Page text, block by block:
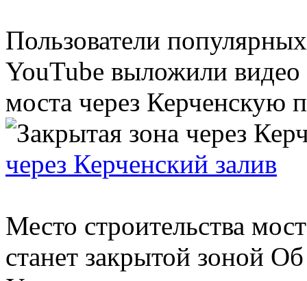
Пользователи
YouTube выложили видео
моста через Керченскую
через Керченский залив
Место строительства
станет закрытой зоной